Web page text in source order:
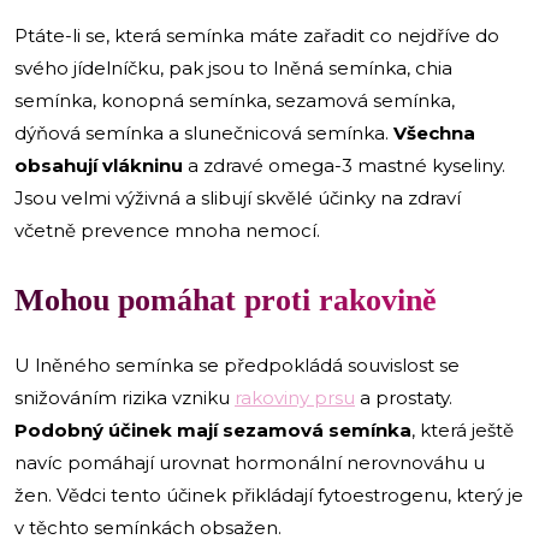
Ptáte-li se, která semínka máte zařadit co nejdříve do
svého jídelníčku, pak jsou to lněná semínka, chia
semínka, konopná semínka, sezamová semínka,
dýňová semínka a slunečnicová semínka. Všechna
obsahují vlákninu a zdravé omega-3 mastné kyseliny.
Jsou velmi výživná a slibují skvělé účinky na zdraví
včetně prevence mnoha nemocí.
Mohou pomáhat proti rakovině
U lněného semínka se předpokládá souvislost se
snižováním rizika vzniku rakoviny prsu a prostaty.
Podobný účinek mají sezamová semínka, která ještě
navíc pomáhají urovnat hormonální nerovnováhu u
žen. Vědci tento účinek přikládají fytoestrogenu, který je
v těchto semínkách obsažen.